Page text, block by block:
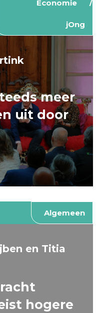
Economie
jOng
meer
uit door
Algemeen
en Titia
hogere